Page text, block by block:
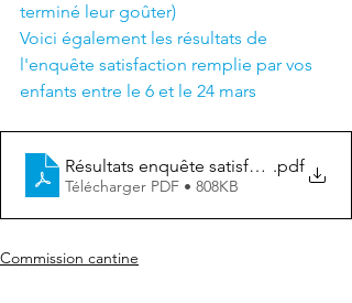
terminé leur goûter)
Voici également les résultats de
l'enquête satisfaction remplie par vos
enfants entre le 6 et le 24 mars
Résultats enquête satisfaction 2023
.pdf
Télécharger PDF • 808KB
Commission cantine